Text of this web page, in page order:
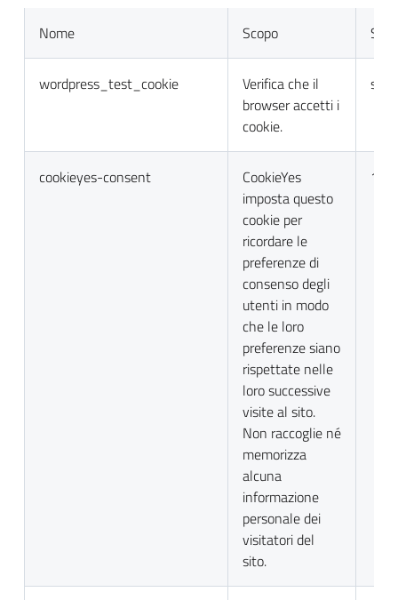
Nome Scopo
wordpress_test_cookie
Verifica che il
browser accetti i
cookie.
cookieyes-consent
CookieYes
imposta questo
cookie per
ricordare le
preferenze di
consenso degli
utenti in modo
che le loro
preferenze siano
rispettate nelle
loro successive
visite al sito.
Non raccoglie né
memorizza
alcuna
informazione
personale dei
visitatori del
sito.
1